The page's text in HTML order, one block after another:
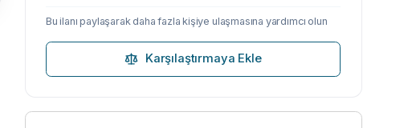
Bu ilanı paylaşarak daha fazla kişiye ulaşmasına yardımcı olun
Karşılaştırmaya Ekle